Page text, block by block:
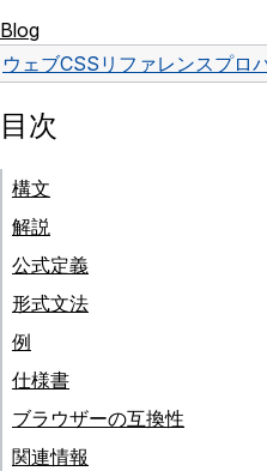
Blog
ウェブCSS リファレンスプロ
目次
構文
解説
公式定義
形式文法
例
仕様書
ブラウザーの互換性
関連情報